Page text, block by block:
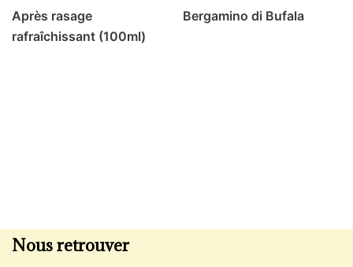
Après rasage
rafraîchissant (100ml)
Bergamino di Bufala
Nous retrouver